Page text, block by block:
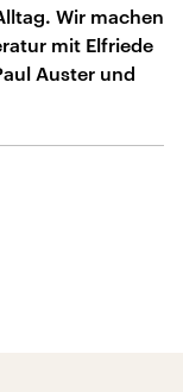
Wir machen
mit Elfriede
Auster und